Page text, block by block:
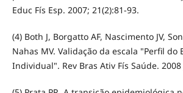
Educ Fís Esp. 2007; 21(2):81-93.
(4) Both J, Borgatto AF, Nascimento JV,
Nahas MV. Validação da escala "Perfil do
Individual". Rev Bras Ativ Fís Saúde.